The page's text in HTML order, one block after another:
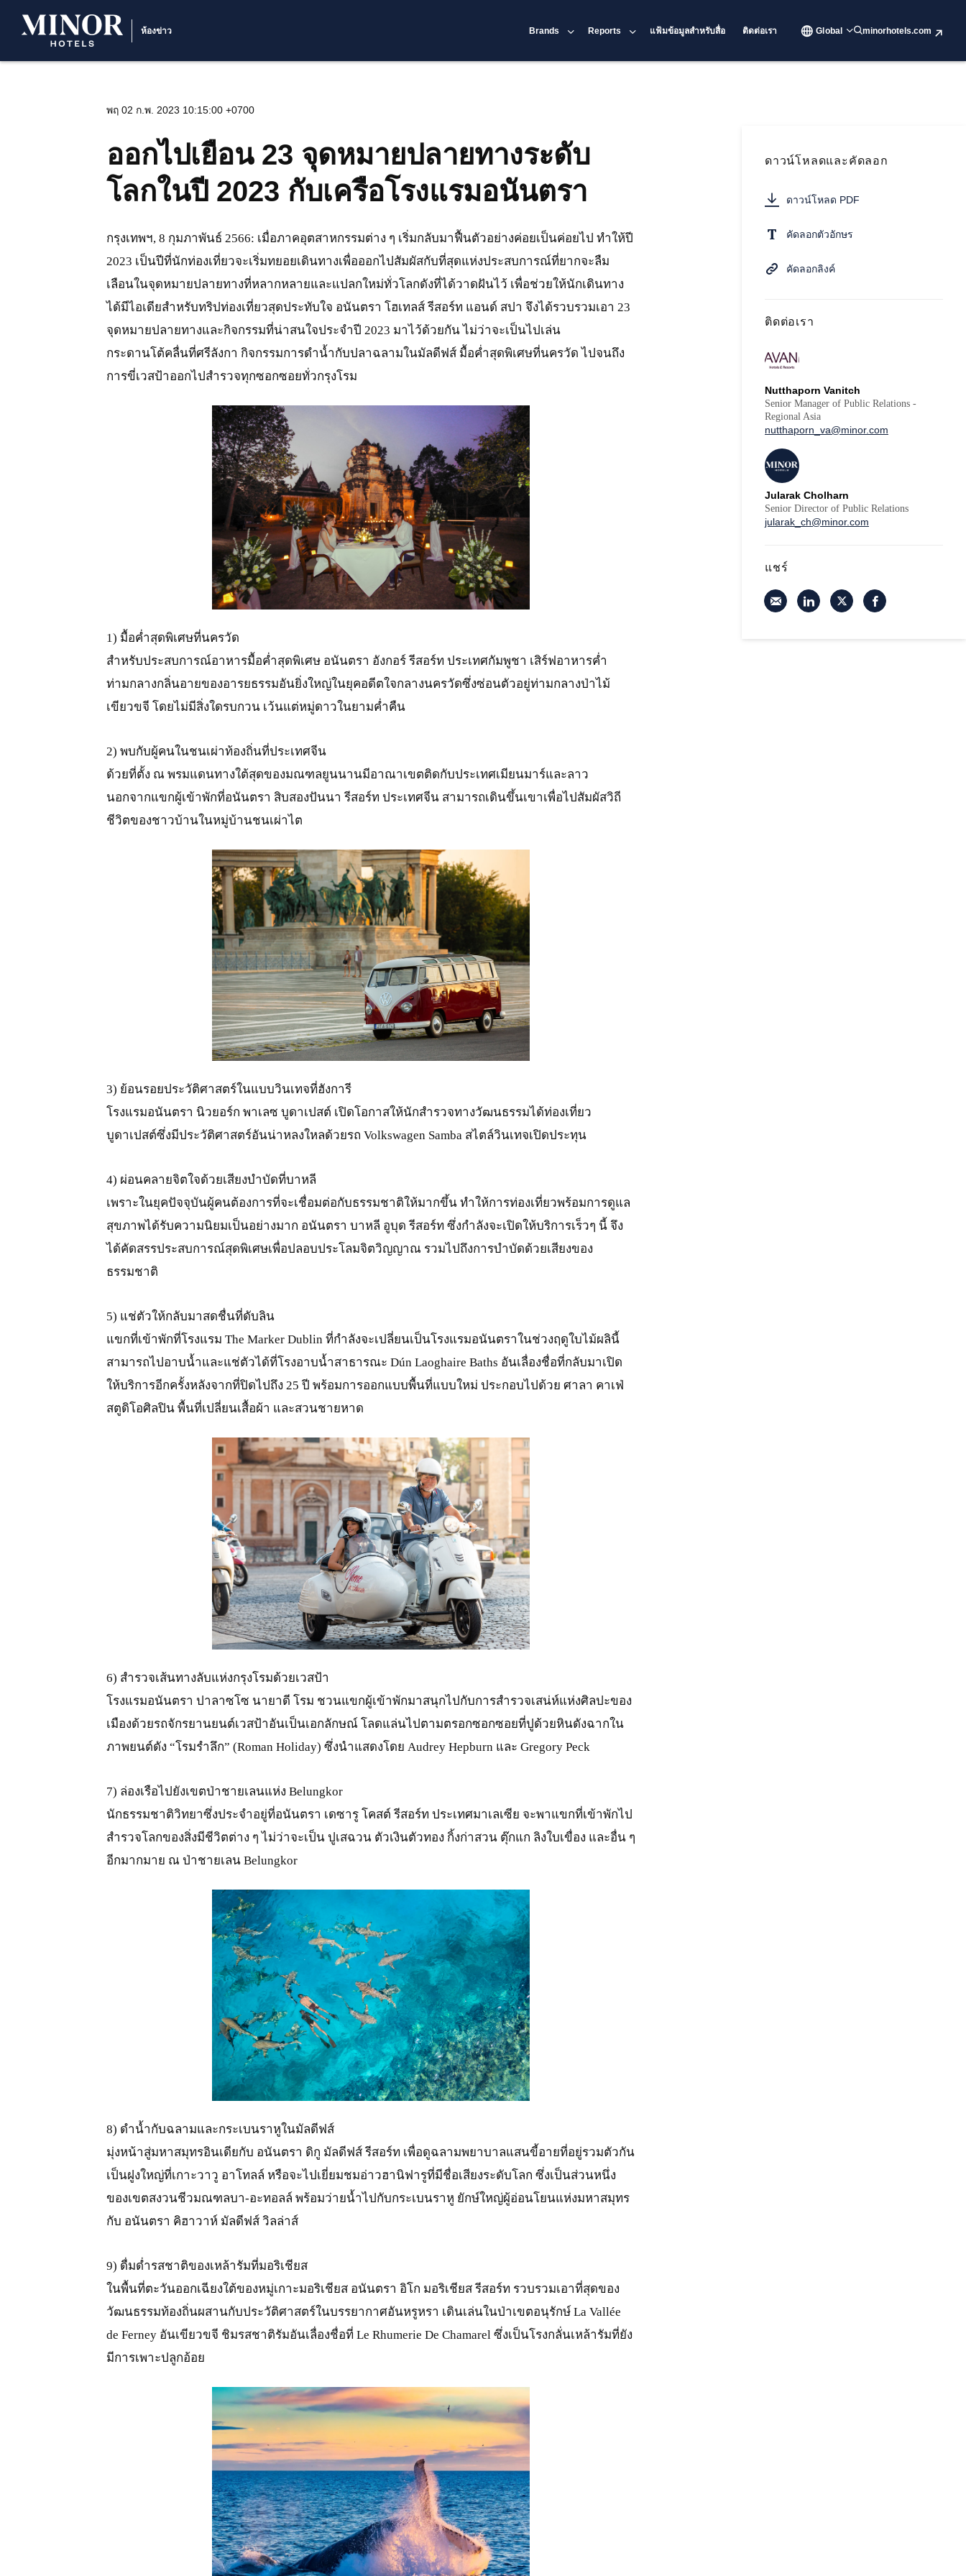
ห้องข่าว Brands Reports แฟ้มข้อมูลสำหรับสื่อ ติดต่อเรา Global minorhotels.com
พฤ 02 ก.พ. 2023 10:15:00 +0700
ออกไปเยือน 23 จุดหมายปลายทางระดับ
โลกในปี 2023 กับเครือโรงแรมอนันตรา
กรุงเทพฯ, 8 กุมภาพันธ์ 2566: เมื่อภาคอุตสาหกรรมต่าง ๆ เริ่มกลับมาฟื้นตัวอย่างค่อยเป็นค่อยไป ทำให้ปี
2023 เป็นปีที่นักท่องเที่ยวจะเริ่มทยอยเดินทางเพื่อออกไปสัมผัสกับที่สุดแห่งประสบการณ์ที่ยากจะลืม
เลือนในจุดหมายปลายทางที่หลากหลายและแปลกใหม่ทั่วโลกดังที่ได้วาดฝันไว้ เพื่อช่วยให้นักเดินทาง
ได้มีไอเดียสำหรับทริปท่องเที่ยวสุดประทับใจ อนันตรา โฮเทลส์ รีสอร์ท แอนด์ สปา จึงได้รวบรวมเอา 23
จุดหมายปลายทางและกิจกรรมที่น่าสนใจประจำปี 2023 มาไว้ด้วยกัน ไม่ว่าจะเป็นไปเล่น
กระดานโต้คลื่นที่ศรีลังกา กิจกรรมการดำน้ำกับปลาฉลามในมัลดีฟส์ มื้อค่ำสุดพิเศษที่นครวัด ไปจนถึง
การขี่เวสป้าออกไปสำรวจทุกซอกซอยทั่วกรุงโรม
JPG
1) มื้อค่ำสุดพิเศษที่นครวัด
สำหรับประสบการณ์อาหารมื้อค่ำสุดพิเศษ อนันตรา อังกอร์ รีสอร์ท ประเทศกัมพูชา เสิร์ฟอาหารค่ำ
ท่ามกลางกลิ่นอายของอารยธรรมอันยิ่งใหญ่ในยุคอดีตใจกลางนครวัดซึ่งซ่อนตัวอยู่ท่ามกลางป่าไม้
เขียวขจี โดยไม่มีสิ่งใดรบกวน เว้นแต่หมู่ดาวในยามค่ำคืน
2) พบกับผู้คนในชนเผ่าท้องถิ่นที่ประเทศจีน
ด้วยที่ตั้ง ณ พรมแดนทางใต้สุดของมณฑลยูนนานมีอาณาเขตติดกับประเทศเมียนมาร์และลาว
นอกจากแขกผู้เข้าพักที่อนันตรา สิบสองปันนา รีสอร์ท ประเทศจีน สามารถเดินขึ้นเขาเพื่อไปสัมผัสวิถี
ชีวิตของชาวบ้านในหมู่บ้านชนเผ่าไต
JPG
3) ย้อนรอยประวัติศาสตร์ในแบบวินเทจที่ฮังการี
โรงแรมอนันตรา นิวยอร์ก พาเลซ บูดาเปสต์ เปิดโอกาสให้นักสำรวจทางวัฒนธรรมได้ท่องเที่ยว
บูดาเปสต์ซึ่งมีประวัติศาสตร์อันน่าหลงใหลด้วยรถ Volkswagen Samba สไตล์วินเทจเปิดประทุน
4) ผ่อนคลายจิตใจด้วยเสียงบำบัดที่บาหลี
เพราะในยุคปัจจุบันผู้คนต้องการที่จะเชื่อมต่อกับธรรมชาติให้มากขึ้น ทำให้การท่องเที่ยวพร้อมการดูแล
สุขภาพได้รับความนิยมเป็นอย่างมาก อนันตรา บาหลี อูบุด รีสอร์ท ซึ่งกำลังจะเปิดให้บริการเร็วๆ นี้ จึง
ได้คัดสรรประสบการณ์สุดพิเศษเพื่อปลอบประโลมจิตวิญญาณ รวมไปถึงการบำบัดด้วยเสียงของ
ธรรมชาติ
5) แช่ตัวให้กลับมาสดชื่นที่ดับลิน
แขกที่เข้าพักที่โรงแรม The Marker Dublin ที่กำลังจะเปลี่ยนเป็นโรงแรมอนันตราในช่วงฤดูใบไม้ผลินี้
สามารถไปอาบน้ำและแช่ตัวได้ที่โรงอาบน้ำสาธารณะ Dún Laoghaire Baths อันเลื่องชื่อที่กลับมาเปิด
ให้บริการอีกครั้งหลังจากที่ปิดไปถึง 25 ปี พร้อมการออกแบบพื้นที่แบบใหม่ ประกอบไปด้วย ศาลา คาเฟ่
สตูดิโอศิลปิน พื้นที่เปลี่ยนเสื้อผ้า และสวนชายหาด
JPG
6) สำรวจเส้นทางลับแห่งกรุงโรมด้วยเวสป้า
โรงแรมอนันตรา ปาลาซโซ นายาดี โรม ชวนแขกผู้เข้าพักมาสนุกไปกับการสำรวจเสน่ห์แห่งศิลปะของ
เมืองด้วยรถจักรยานยนต์เวสป้าอันเป็นเอกลักษณ์ โลดแล่นไปตามตรอกซอกซอยที่ปูด้วยหินดังฉากใน
ภาพยนต์ดัง “โรมรำลึก” (Roman Holiday) ซึ่งนำแสดงโดย Audrey Hepburn และ Gregory Peck
7) ล่องเรือไปยังเขตป่าชายเลนแห่ง Belungkor
นักธรรมชาติวิทยาซึ่งประจำอยู่ที่อนันตรา เดซารู โคสต์ รีสอร์ท ประเทศมาเลเซีย จะพาแขกที่เข้าพักไป
สำรวจโลกของสิ่งมีชีวิตต่าง ๆ ไม่ว่าจะเป็น ปูเสฉวน ตัวเงินตัวทอง กิ้งก่าสวน ตุ๊กแก ลิงใบเขื่อง และอื่น ๆ
อีกมากมาย ณ ป่าชายเลน Belungkor
JPG
8) ดำน้ำกับฉลามและกระเบนราหูในมัลดีฟส์
มุ่งหน้าสู่มหาสมุทรอินเดียกับ อนันตรา ดิกู มัลดีฟส์ รีสอร์ท เพื่อดูฉลามพยาบาลแสนขี้อายที่อยู่รวมตัวกัน
เป็นฝูงใหญ่ที่เกาะวาวู อาโทลล์ หรือจะไปเยี่ยมชมอ่าวฮานิฟารูที่มีชื่อเสียงระดับโลก ซึ่งเป็นส่วนหนึ่ง
ของเขตสงวนชีวมณฑลบา-อะทอลล์ พร้อมว่ายน้ำไปกับกระเบนราหู ยักษ์ใหญ่ผู้อ่อนโยนแห่งมหาสมุทร
กับ อนันตรา คิฮาวาห์ มัลดีฟส์ วิลล่าส์
9) ดื่มด่ำรสชาติของเหล้ารัมที่มอริเชียส
ในพื้นที่ตะวันออกเฉียงใต้ของหมู่เกาะมอริเชียส อนันตรา อิโก มอริเชียส รีสอร์ท รวบรวมเอาที่สุดของ
วัฒนธรรมท้องถิ่นผสานกับประวัติศาสตร์ในบรรยากาศอันหรูหรา เดินเล่นในป่าเขตอนุรักษ์ La Vallée
de Ferney อันเขียวขจี ชิมรสชาติรัมอันเลื่องชื่อที่ Le Rhumerie De Chamarel ซึ่งเป็นโรงกลั่นเหล้ารัมที่ยัง
มีการเพาะปลูกอ้อย
ดาวน์โหลดและคัดลอก
ดาวน์โหลด PDF
คัดลอกตัวอักษร
คัดลอกลิงค์
ติดต่อเรา
Nutthaporn Vanitch
Senior Manager of Public Relations -
Regional Asia
nutthaporn_va@minor.com
Jularak Cholharn
Senior Director of Public Relations
jularak_ch@minor.com
แชร์